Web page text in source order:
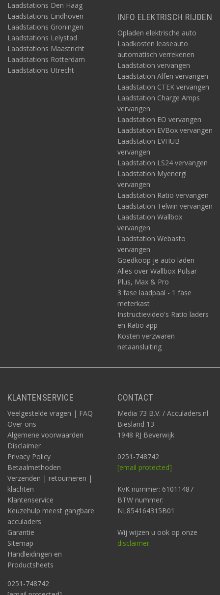
Laadstations Den Haag
Laadstations Eindhoven
Laadstations Groningen
Laadstations Lelystad
Laadstations Maastricht
Laadstations Rotterdam
Laadstations Utrecht
INFO ELEKTRISCH RIJDEN
Opladen elektrische auto
Laadkosten leaseauto
automatisch verrekenen
Laadstation vervangen
Laadstation Alfen vervangen
Laadstation CTEK vervangen
Laadstation Charge Amps
vervangen
Laadstation EO vervangen
Laadstation EVBox vervangen
Laadstation EVHUB
vervangen
Laadstation LS24 vervangen
Laadstation Myenergi
vervangen
Laadstation Ratio vervangen
Laadstation Telwin vervangen
Laadstation Wallbox
vervangen
Laadstation Webasto
vervangen
Goedkoop je auto laden
Alles over Wallbox Pulsar
Plus, Max & Pro
3 fase laadpaal - 1 fase
meterkast
Instructievideo's Ratio laders
en Ratio app
Kosten verzwaren
netaansluiting
KLANTENSERVICE
Veelgestelde vragen | FAQ
Over ons
Algemene voorwaarden
Disclaimer
Privacy Policy
Betaalmethoden
Verzenden | retourneren |
klachten
Klantenservice
Keuzehulp meest gangbare
acculaders
Garantie
Sitemap
Handleidingen en
Productsheets
0251-748742
CONTACT
Media 73 B.V. / Acculaders.nl
Biesland 13
1948 RJ Beverwijk
0251-748742
[email protected]
KvK nummer: 61011487
BTW nummer:
NL854164315B01
Wij wijzen u ook op onze
disclaimer.